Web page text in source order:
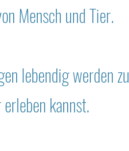
Mensch und Tier.
lebendig werden zu
kannst.